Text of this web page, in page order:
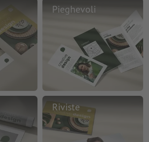
Pieghevoli
Riviste